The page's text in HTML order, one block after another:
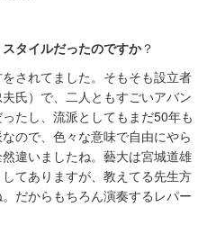
タイルだったのですか？
されてました。そもそも設立者
氏）で、二人ともすごいアバン
たし、流派としてもまだ50年も
ので、色々な意味で自由にやら
違いましたね。藝大は宮城道雄
てありますが、教えてる先生方
だからもちろん演奏するレパー